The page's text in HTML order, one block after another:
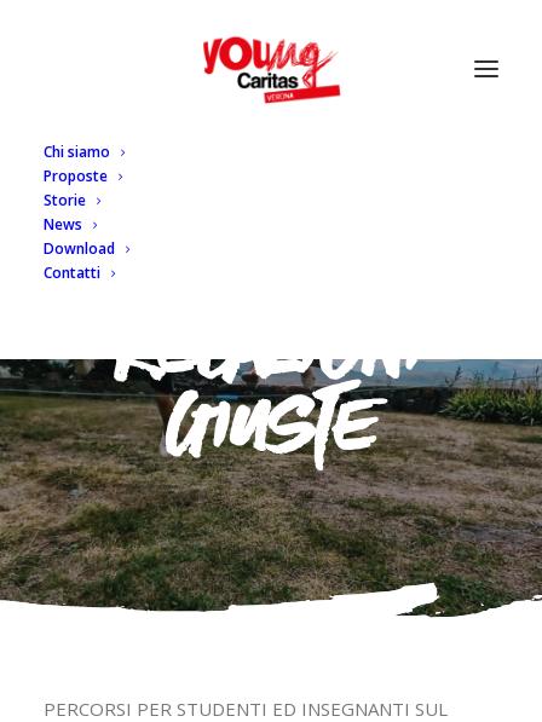
Chi siamo
Proposte
Storie
News
Download
Contatti C
RELAZIONI
GIUSTE
PERCORSI PER STUDENTI ED INSEGNANTI SUL